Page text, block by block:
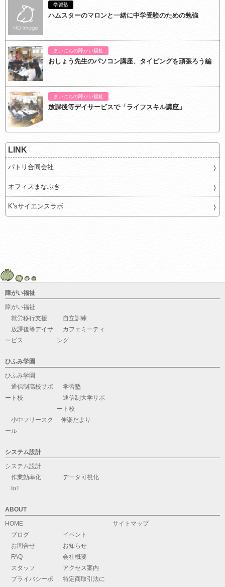
学習塾
ハムスターのマロンと一緒に中学受験のための勉強
まいにちの障がい福祉
おしょう先生のパソコン講座、タイピングを頑張ろう編
まいにちの障がい福祉
放課後等デイサービスで「ライフスキル講座」
LINK
パトリ合同会社
オフィスまなぶき
K’sサイエンスラボ
障がい福祉
障がい福祉
就労移行支援
自立訓練
放課後等デイサ
ービス
カフェミーティ
ング
ひふみ学園
ひふみ学園
通信制高校サポ
ート校
学習塾
通信制大学サポ
ート校
小中フリースク
ール
伸楽だより
システム設計
システム設計
作業効率化
データ可視化
IoT
ABOUT
HOME
ブログ
イベント
お問合せ
お知らせ
FAQ
会社概要
スタッフ
アクセス案内
プライバシーポ
特定商取引法に
サイトマップ